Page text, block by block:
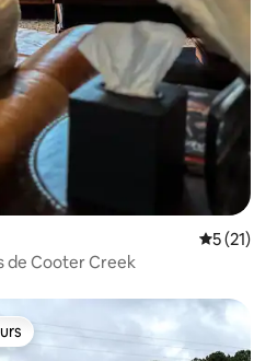
Note
5 (21)
de Cooter Creek
les plus aimés